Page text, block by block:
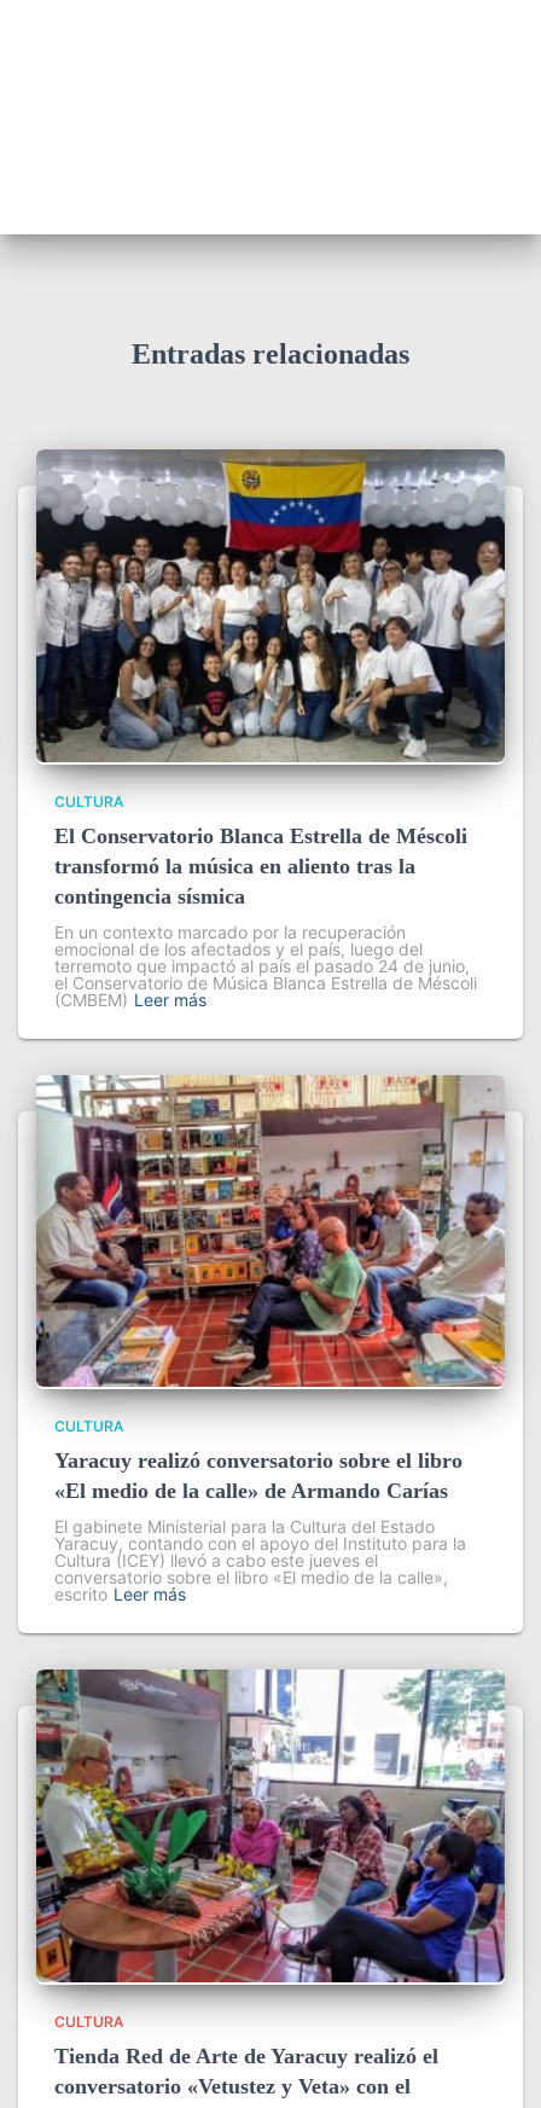
Entradas relacionadas
CULTURA
El Conservatorio Blanca Estrella de Méscoli
transformó la música en aliento tras la
contingencia sísmica
En un contexto marcado por la recuperación
emocional de los afectados y el país, luego del
terremoto que impactó al país el pasado 24 de junio,
el Conservatorio de Música Blanca Estrella de Méscoli
(CMBEM) Leer más
CULTURA
Yaracuy realizó conversatorio sobre el libro
«El medio de la calle» de Armando Carías
El gabinete Ministerial para la Cultura del Estado
Yaracuy, contando con el apoyo del Instituto para la
Cultura (ICEY) llevó a cabo este jueves el
conversatorio sobre el libro «El medio de la calle»,
escrito Leer más
CULTURA
Tienda Red de Arte de Yaracuy realizó el
conversatorio «Vetustez y Veta» con el